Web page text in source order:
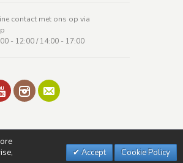
contact met ons op via
- 12:00 / 14:00 - 17:00
Privacyverklaring Herroepingsrecht
Accept Cookie Policy